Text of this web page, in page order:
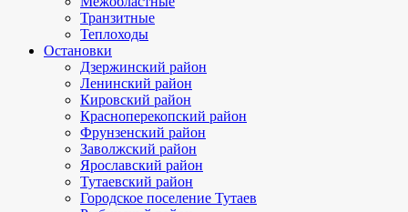
Транзитные
Теплоходы
Остановки
Дзержинский район
Ленинский район
Кировский район
Красноперекопский район
Фрунзенский район
Заволжский район
Ярославский район
Тутаевский район
Городское поселение Тутаев